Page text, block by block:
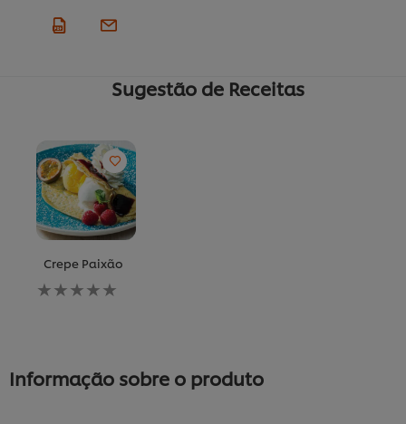
Sugestão de Receitas
Crepe Paixão
Nenhuma
avaliação
Informação sobre o produto